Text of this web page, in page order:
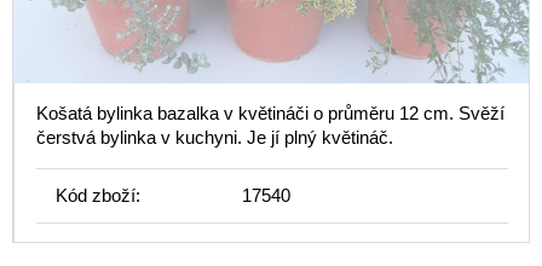
Košatá bylinka bazalka v květináči o průměru 12 cm. Svěží
čerstvá bylinka v kuchyni. Je jí plný květináč.
Kód zboží: 17540